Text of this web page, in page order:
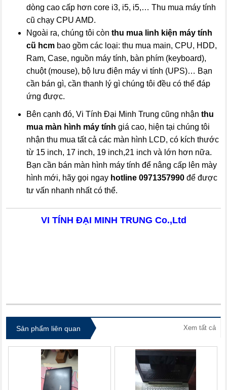
dòng cao cấp hơn core i3, i5, i5,… Thu mua máy tính
cũ chạy CPU AMD.
Ngoài ra, chúng tôi cònthu mua linh kiện máy tính
cũ hcm bao gồm các loại: thu mua main, CPU, HDD,
Ram, Case, nguồn máy tính, bàn phím (keyboard),
chuột (mouse), bộ lưu điện máy vi tính (UPS)… Bạn
cần bán gì, cần thanh lý gì chúng tôi đều có thể đáp
ứng được.
Bên cạnh đó, Vi Tính Đại Minh Trung cũng nhậnthu
mua màn hình máy tính giá cao, hiện tại chúng tôi
nhận thu mua tất cả các màn hình LCD, có kích thước
từ 15 inch, 17 inch, 19 inch,21 inch và lớn hơn nữa.
Bạn cần bán màn hình máy tính để nâng cấp lên mày
hình mới, hãy gọi ngay hotline0971357990 để được
tư vấn nhanh nhất có thể.
VI TÍNH ĐẠI MINH TRUNG Co.,Ltd
Sản phẩm liên quan Xem tất cả